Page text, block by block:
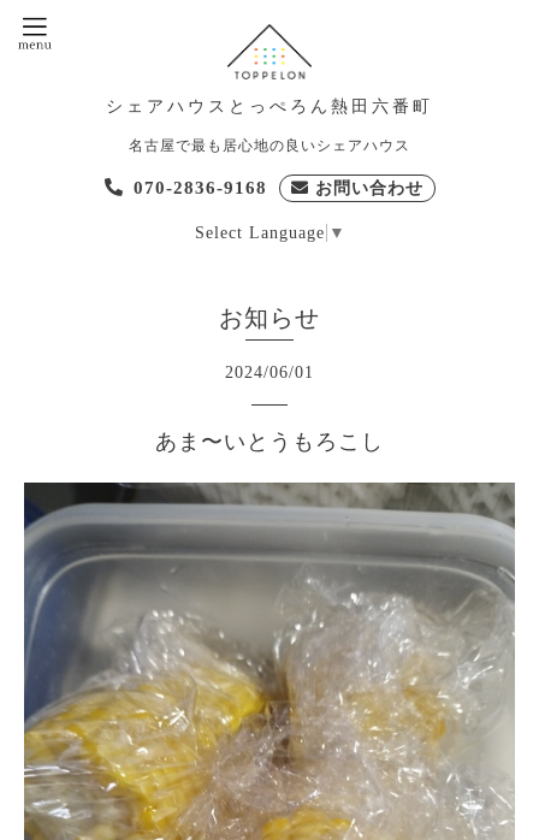
シェアハウスとっぺろん熱田六番町
名古屋で最も居心地の良いシェアハウス
070-2836-9168 お問い合わせ
Select Language ▼
お知らせ
2024/06/01
あま〜いとうもろこし